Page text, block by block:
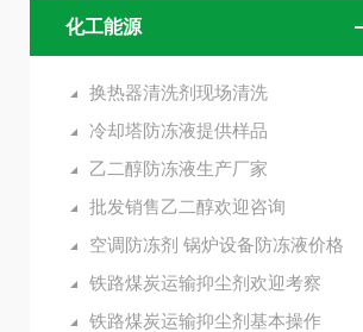
化工能源
换热器清洗剂现场清洗
冷却塔防冻液提供样品
乙二醇防冻液生产厂家
批发销售乙二醇欢迎咨询
空调防冻剂 锅炉设备防冻液价格
铁路煤炭运输抑尘剂欢迎考察
铁路煤炭运输抑尘剂基本操作